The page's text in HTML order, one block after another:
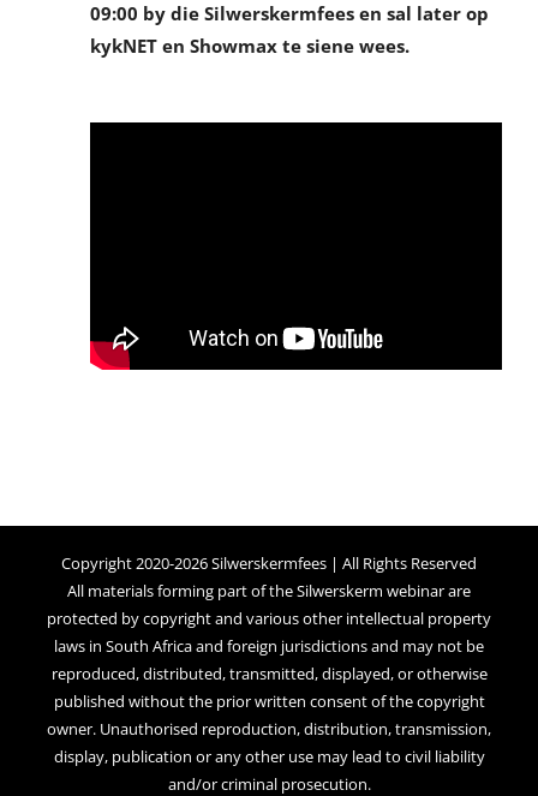
09:00 by die Silwerskermfees en sal later op
kykNET en Showmax te siene wees.
Copyright 2020-2026 Silwerskermfees | All Rights Reserved
All materials forming part of the Silwerskerm webinar are
protected by copyright and various other intellectual property
laws in South Africa and foreign jurisdictions and may not be
reproduced, distributed, transmitted, displayed, or otherwise
published without the prior written consent of the copyright
owner. Unauthorised reproduction, distribution, transmission,
display, publication or any other use may lead to civil liability
and/or criminal prosecution.